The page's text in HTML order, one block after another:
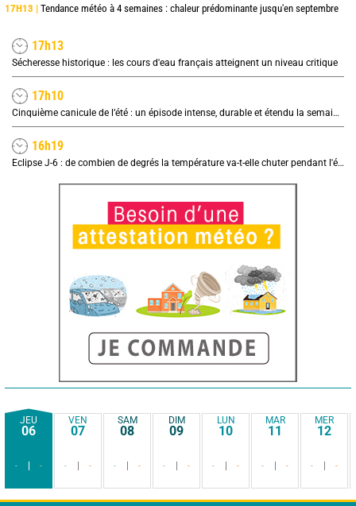
17H13 | Tendance météo à 4 semaines : chaleur prédominante jusqu'en septembre
17h13
Sécheresse historique : les cours d'eau français atteignent un niveau critique
17h10
Cinquième canicule de l’été : un épisode intense, durable et étendu la semaine prochaine
16h19
Eclipse J-6 : de combien de degrés la température va-t-elle chuter pendant l'éclipse du 12 août ?
JEU
06
- -
VEN
07
- -
SAM
08
- -
DIM
09
- -
LUN
10
- -
MAR
11
- -
MER
12
- -